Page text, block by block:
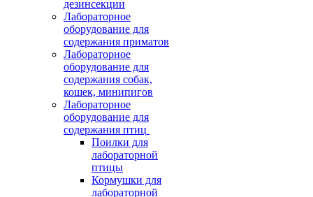
дезинсекции
Лабораторное
оборудование для
содержания приматов
Лабораторное
оборудование для
содержания собак,
кошек, минипигов
Лабораторное
оборудование для
содержания птиц
Поилки для
лабораторной
птицы
Кормушки для
лабораторной